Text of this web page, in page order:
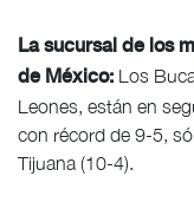
La sucursal de los
de México: Los
Leones, están en
con récord de 9-5,
Tijuana (10-4).